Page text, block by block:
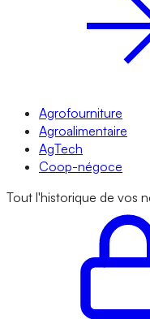
Agrofourniture
Agroalimentaire
AgTech
Coop-négoce
Tout l'historique de vos